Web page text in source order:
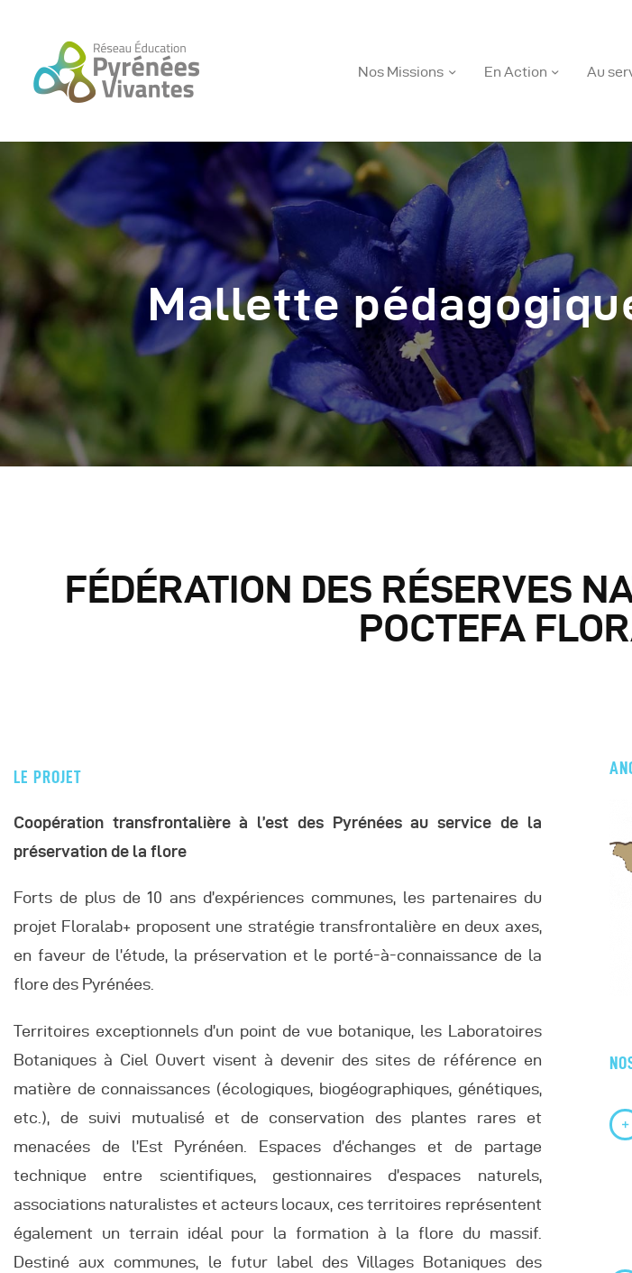
Nos Missions En Action Au
Mallette
Nos Missions
En Action
Au Service Des
Ressources
Boutique
Le Réseau
FÉDÉRATION DES RÉSERVES
POCTEFA
LE PROJET
Coopération transfrontalière à l’est des Pyrénées au service de la
préservation de la flore
Forts de plus de 10 ans d’expériences communes, les partenaires du
projet Floralab+ proposent une stratégie transfrontalière en deux axes,
en faveur de l’étude, la préservation et le porté-à-connaissance de la
flore des Pyrénées.
Territoires exceptionnels d’un point de vue botanique, les Laboratoires
Botaniques à Ciel Ouvert visent à devenir des sites de référence en
matière de connaissances (écologiques, biogéographiques, génétiques,
etc.), de suivi mutualisé et de conservation des plantes rares et
menacées de l’Est Pyrénéen. Espaces d’échanges et de partage
technique entre scientifiques, gestionnaires d’espaces naturels,
associations naturalistes et acteurs locaux, ces territoires représentent
également un terrain idéal pour la formation à la flore du massif.
Destiné aux communes, le futur label des Villages Botaniques des